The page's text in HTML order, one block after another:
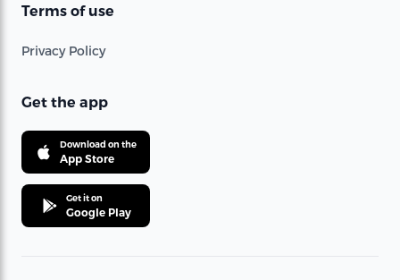
Terms of use
Privacy Policy
Get the app
Download on the
App Store
Get it on
Google Play